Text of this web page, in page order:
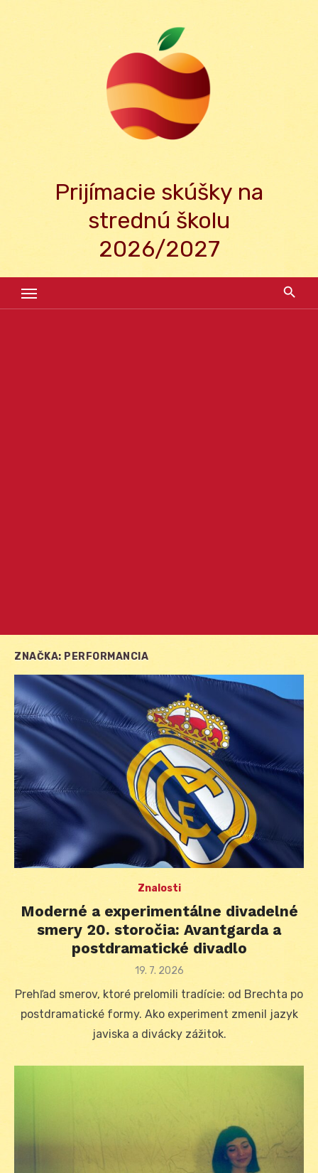
Prijímacie skúšky na
strednú školu
2026/2027
ZNAČKA: PERFORMANCIA
Znalosti
Moderné a experimentálne divadelné
smery 20. storočia: Avantgarda a
postdramatické divadlo
Posted
19. 7. 2026
Prehľad smerov, ktoré prelomili tradície: od Brechta po
postdramatické formy. Ako experiment zmenil jazyk
javiska a divácky zážitok.